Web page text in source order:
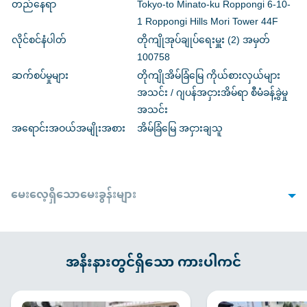
တည်နေရာ
Tokyo-to Minato-ku Roppongi 6-10-
1 Roppongi Hills Mori Tower 44F
လိုင်စင်နံပါတ်
တိုကျိုအုပ်ချုပ်ရေးမှူး (2) အမှတ်
100758
ဆက်စပ်မှုများ
တိုကျိုအိမ်ခြံမြေ ကိုယ်စားလှယ်များ
အသင်း / ဂျပန်အငှားအိမ်ရာ စီမံခန့်ခွဲမှု
အသင်း
အရောင်းအဝယ်အမျိုးအစား
အိမ်ခြံမြေ အငှားချသူ
မေးလေ့ရှိသောမေးခွန်းများ
Q 1. လက်လွှာတင်သည့်အခါ လိုအပ်သောစာရွက်စာတမ်းများ
စာချုပ်ချုပ်ဆိုထားသောကားပါကင်အပေါ်မူတည်၍ ကွဲပြားမှုများရှိနိုင်
ပါသည်။အောက်ပါစာရွက်စာတမ်းများလိုအပ်ပါမည် : ယာဥ်မောင်းလိုင်စင် ၊
ရပ်ထားသောယာဉ်များအတွက် ယာဉ်စစ်ဆေးရေးလက်မှတ် ၊ ကားအာမခံ
လက်မှတ် ၊ (ကုမ္ပဏီအမည်ဖြင့်စာချုပ်ချုပ်သည့်အခါ) 3လအတွင်း
အနီးနားတွင်ရှိသော ကားပါကင်